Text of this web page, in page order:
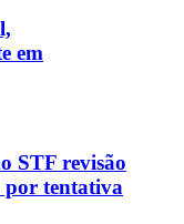
em
STF revisão
por tentativa